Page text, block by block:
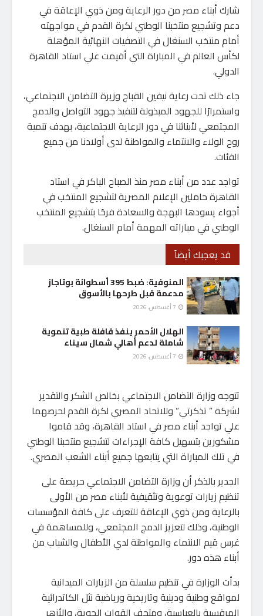
شارك أبناء مصر من دور الرعاية ومن ذوي الإعاقة في
دعم وتشجيع منتخبنا الوطني لكرة القدم في مواجهته
أمام منتخب السنغال في التصفيات النهائية المؤهلة
لكأس العالم في المباراة التي أقيمت علي استاد القاهرة
الدولي.
جاء ذلك تحت رعاية نيفين القباج وزيرة التضامن الاجتماعي،
واستمرارًا للجهود المبذولة لتنفيذ جهود التواصل والدمج
المجتمعي لأبنائنا في دور الرعاية الاجتماعية، بهدف تنمية
روح الولاء والانتماء والمواطنة لدى أولادنا من جميع
الفئات.
تواجد عدد من أبناء مصر منذ الصباح الباكر في استاد
القاهرة حاملين الإعلام المصرية لتشجيع المنتخب في
أجواء يسودها البهجة والسعادة فرحًا بتشجيع المنتخب
الوطني في مباراته المهمة أمام السنغال.
قد يعجبك أيضاً
المنوفية: ضبط 395 أسطوانة بوتاجاز
مدعمة قبل طرحها بالأسوق
الهلال الأحمر ينفذ قافلة طبية تنموية
شاملة لدعم أهالي شمال سيناء
تتوجه وزارة التضامن الاجتماعي بخالص الشكر والتقدير
لشركة ” تذكرتي” وللاتحاد المصري لكرة القدم لحرصهما
علي تواجد أبناء مصر في استاد القاهرة، وقد قاموا
مشكورين بتسهيل كافة الإجراءات لتشجيع منتخبنا الوطني
في تلك المباراة التي يتابعها جميع أبناء الشعب المصري.
الجدير بالذكر أن وزارة التضامن الاجتماعي حريصة على
تنظيم زيارات توعوية وتثقيفية لأبناء مصر من الأولى
بالرعاية ومن ذوي الإعاقة للتعرف على كافة المؤسسات
الوطنية، وذلك لتعزيز الدمج المجتمعي، وللمساهمة في
غرس قيم الانتماء والمواطنة لدي الأطفال والشباب من
أبناء هذه دور.
بدأت الوزارة في تنظيم سلسلة من الزيارات الميدانية
لمواقع وطنية ودينية وتاريخية ورياضية نثل الكاتدرائية
المرقسية بالعباسية، ومتحف القوات الجوية، والأزهر